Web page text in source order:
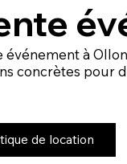
à
concrètes pour
de location